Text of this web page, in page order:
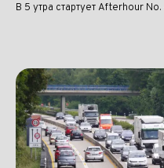
В 5 утра стартует Afterhour